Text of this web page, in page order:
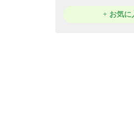
+ お気に